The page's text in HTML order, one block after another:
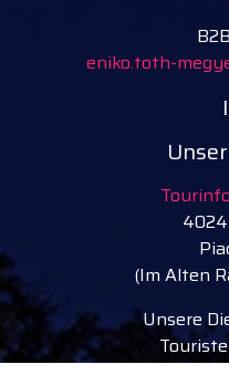
eniko.toth-
(Im Alten
Unsere